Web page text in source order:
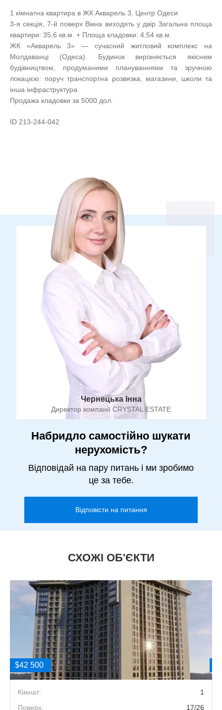
1 кімнатна квартира в ЖК Акварель 3, Центр Одеси
3-я секція, 7-й поверх Вікна виходять у двір Загальна площа
квартири: 35,6 кв.м. + Площа кладовки: 4,54 кв.м.
ЖК «Акварель 3» — сучасний житловий комплекс на
Молдаванці (Одеса). Будинок вирізняється якісним
будівництвом, продуманими плануваннями та зручною
локацією: поруч транспортна розвязка, магазини, школи та
інша інфраструктура.
Продажа кладовки за 5000 дол.
ID 213-244-042
Чернецька Інна
Директор компанії CRYSTAL ESTATE
Набридло самостійно шукати
нерухомість?
Відповідай на пару питань і ми зробимо
це за тебе.
Відповісти на питання
СХОЖІ ОБ'ЄКТИ
$42 500
Кімнат:
1
Поверх:
17/26